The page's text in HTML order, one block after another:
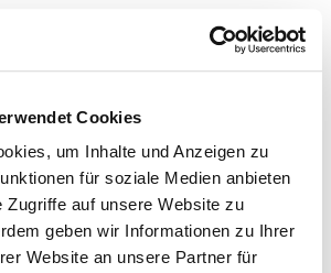
Cookies
um Inhalte und Anzeigen zu
für soziale Medien anbieten
Zugriffe auf unsere Website zu
geben wir Informationen zu Ihrer
Website an unsere Partner für